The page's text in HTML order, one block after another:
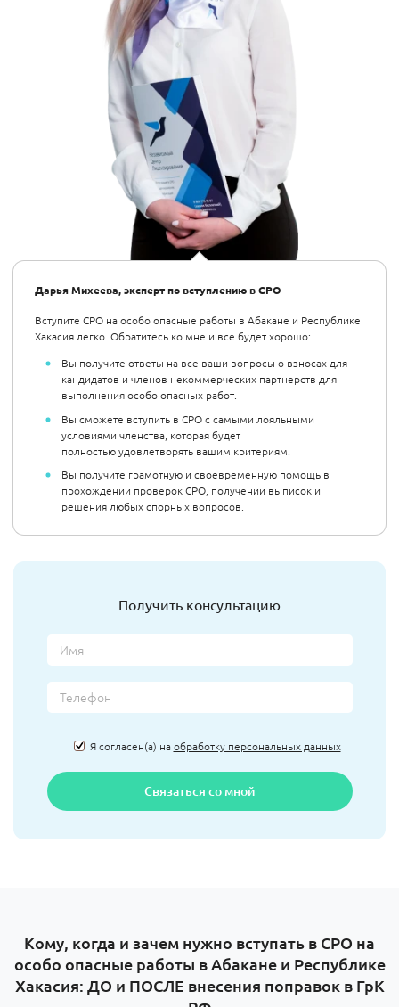
Дарья Михеева, эксперт по вступлению в СРО
Вступите СРО на особо опасные работы в Абакане и Республике
Хакасия легко. Обратитесь ко мне и все будет хорошо:
Вы получите ответы на все ваши вопросы о взносах для
кандидатов и членов некоммерческих партнерств для
выполнения особо опасных работ.
Вы сможете вступить в СРО с самыми лояльными
условиями членства, которая будет
полностью удовлетворять вашим критериям.
Вы получите грамотную и своевременную помощь в
прохождении проверок СРО, получении выписок и
решения любых спорных вопросов.
Получить консультацию
Я согласен(а) наобработку персональных данных
Связаться со мной
Кому, когда и зачем нужно вступать в СРО на
особо опасные работы в Абакане и Республике
Хакасия: ДО и ПОСЛЕ внесения поправок в ГрК